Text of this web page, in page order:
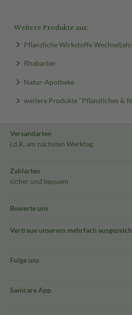
Weitere Produkte aus:
Pflanzliche Wirkstoffe
Rhabarber
Natur-Apotheke
weitere Produkte "Pflanzliches &
Versandarten
i.d.R. am nächsten Werktag
Zahlarten
sicher und bequem
Bewerte uns
Vertraue unserem mehrfach
Folge uns
Sanicare App